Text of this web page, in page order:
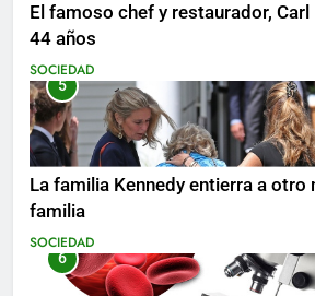
El famoso chef y restaurador, Carl
44 años
SOCIEDAD
5
La familia Kennedy entierra a otro
familia
SOCIEDAD
6